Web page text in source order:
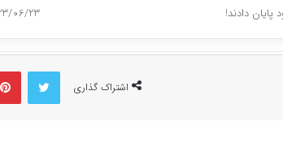
دادند! 06/23
اشتراک گذاری
توییتر